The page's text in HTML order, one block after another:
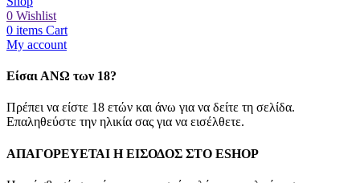
0 Wishlist
0 items Cart
My account
Είσαι ΑΝΩ των 18?
Πρέπει να είστε 18 ετών και άνω για να δείτε τη σελίδα.
Επαληθεύστε την ηλικία σας για να εισέλθετε.
ΑΠΑΓΟΡΕΥΕΤΑΙ Η ΕΙΣΟΔΟΣ ΣΤO ESHOP